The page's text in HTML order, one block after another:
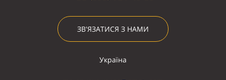
ЗВ'ЯЗАТИСЯ З НАМИ
Україна